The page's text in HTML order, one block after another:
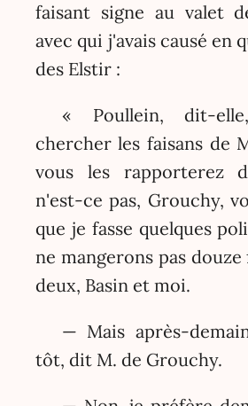
faisant signe au valet
avec qui j'avais causé en
des Elstir :
« Poullein, dit-
chercher les faisans de
vous les rapporterez
n'est-ce pas, Grouchy,
que je fasse quelques
ne mangerons pas douze
deux, Basin et moi.
— Mais après-
tôt, dit M. de Grouchy.